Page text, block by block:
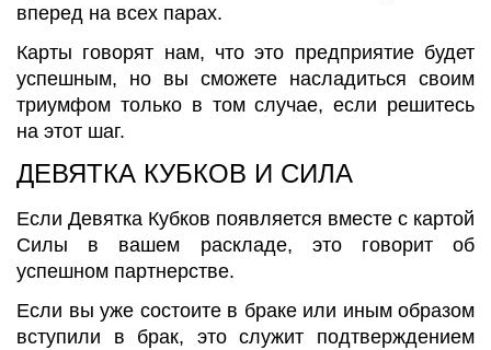
вперед на всех парах.
Карты говорят нам, что это предприятие будет
успешным, но вы сможете насладиться своим
триумфом только в том случае, если решитесь
на этот шаг.
ДЕВЯТКА КУБКОВ И СИЛА
Если Девятка Кубков появляется вместе с картой
Силы в вашем раскладе, это говорит об
успешном партнерстве.
Если вы уже состоите в браке или иным образом
вступили в брак, это служит подтверждением